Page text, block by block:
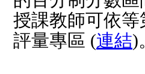
授課教師可依
評量專區 (連結)